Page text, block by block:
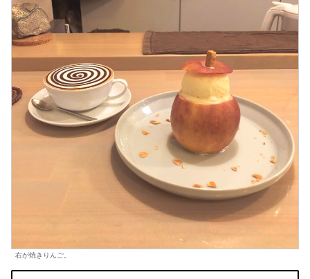
右が焼きりんご。